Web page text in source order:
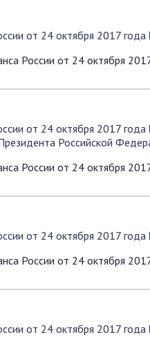
от 24 октября 2017
России от 24 октября
от 24 октября 2017
Российской
России от 24 октября
от 24 октября 2017
России от 24 октября
от 24 октября 2017